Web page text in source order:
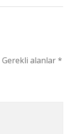
Gerekli alanlar*